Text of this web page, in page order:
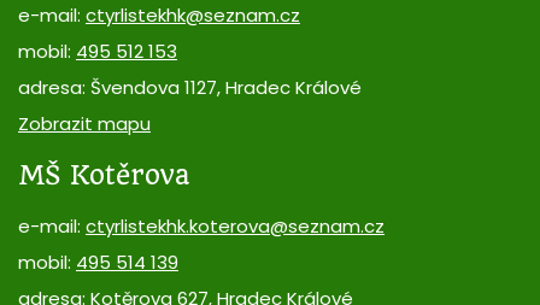
e-mail: ctyrlistekhk@seznam.cz
mobil: 495 512 153
adresa: Švendova 1127, Hradec Králové
Zobrazit mapu
MŠ Kotěrova
e-mail: ctyrlistekhk.koterova@seznam.cz
mobil: 495 514 139
adresa: Kotěrova 627, Hradec Králové